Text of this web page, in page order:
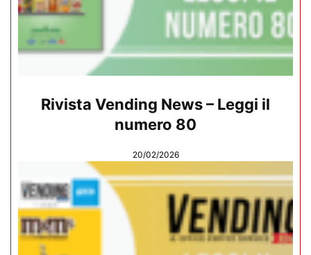
Rivista Vending News – Leggi il
numero 80
20/02/2026